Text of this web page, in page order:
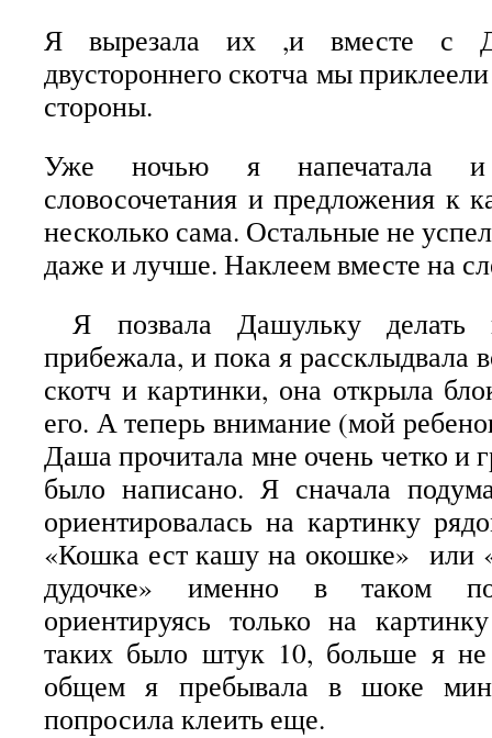
Я вырезала их ,и вместе с
двустороннего скотча мы
стороны.
Уже ночью я напечатала и
словосочетания и предложения к
несколько сама. Остальные не
даже и лучше. Наклеем вместе на
Я позвала Дашульку
прибежала, и пока я рассклыдвала
скотч и картинки, она открыла
его. А теперь внимание (мой
Даша прочитала мне очень четко и
было написано. Я сначала
ориентировалась на картинку
«Кошка ест кашу на окошке» или
дудочке» именно в таком
ориентируясь только на
таких было штук 10, больше я не
общем я пребывала в шоке
попросила клеить еще.